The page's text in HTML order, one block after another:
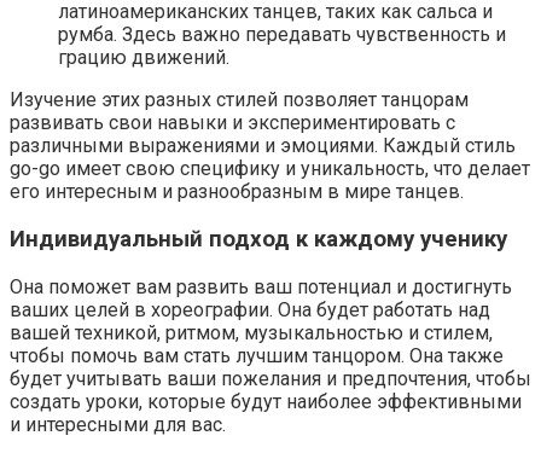
латиноамериканских танцев, таких как сальса и
румба. Здесь важно передавать чувственность и
грацию движений.
Изучение этих разных стилей позволяет танцорам
развивать свои навыки и экспериментировать с
различными выражениями и эмоциями. Каждый стиль
go-go имеет свою специфику и уникальность, что делает
его интересным и разнообразным в мире танцев.
Индивидуальный подход к каждому ученику
Она поможет вам развить ваш потенциал и достигнуть
ваших целей в хореографии. Она будет работать над
вашей техникой, ритмом, музыкальностью и стилем,
чтобы помочь вам стать лучшим танцором. Она также
будет учитывать ваши пожелания и предпочтения, чтобы
создать уроки, которые будут наиболее эффективными
и интересными для вас.